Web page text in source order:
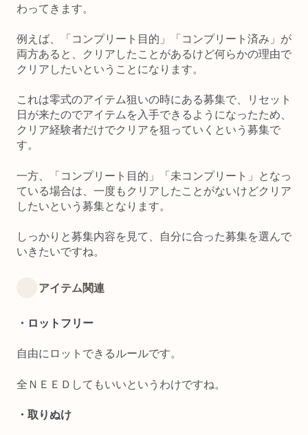
わってきます。
例えば、「コンプリート目的」「コンプリート済み」が
両方あると、クリアしたことがあるけど何らかの理由で
クリアしたいということになります。
これは零式のアイテム狙いの時にある募集で、リセット
日が来たのでアイテムを入手できるようになったため、
クリア経験者だけでクリアを狙っていくという募集で
す。
一方、「コンプリート目的」「未コンプリート」となっ
ている場合は、一度もクリアしたことがないけどクリア
したいという募集となります。
しっかりと募集内容を見て、自分に合った募集を選んで
いきたいですね。
アイテム関連
・ロットフリー
自由にロットできるルールです。
全ＮＥＥＤしてもいいというわけですね。
・取りぬけ